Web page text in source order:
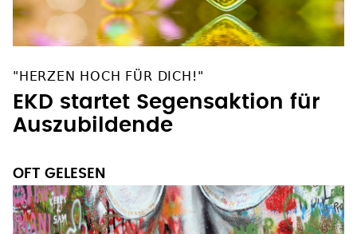
"HERZEN HOCH FÜR DICH!"
EKD startet Segensaktion für
Auszubildende
OFT GELESEN